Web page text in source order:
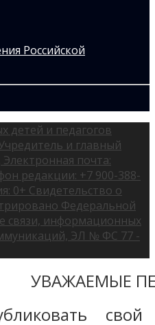
детей и педагогов
и главный
почта:
редакции: +7 900-388-
0+ Свидетельство о
Федеральной
связи, информационных
ЭЛ № ФС 77 -
УВАЖАЕМЫЕ